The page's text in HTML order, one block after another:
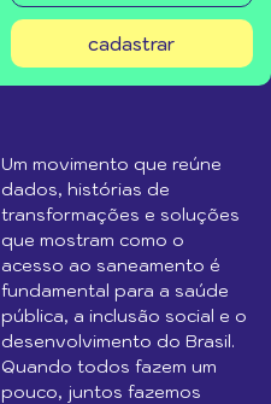
cadastrar
Um movimento que reúne
dados, histórias de
transformações e soluções
que mostram como o
acesso ao saneamento é
fundamental para a saúde
pública, a inclusão social e o
desenvolvimento do Brasil.
Quando todos fazem um
pouco, juntos fazemos